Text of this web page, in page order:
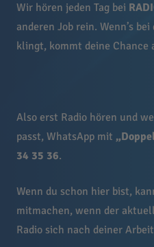
Wir hören jeden Tag bei
anderen Job rein. Wenn’s
klingt, kommt deine Chance
Also erst Radio hören und
passt, WhatsApp mit
34 35 36.
Wenn du schon hier bist,
mitmachen, wenn der
Radio sich nach deiner